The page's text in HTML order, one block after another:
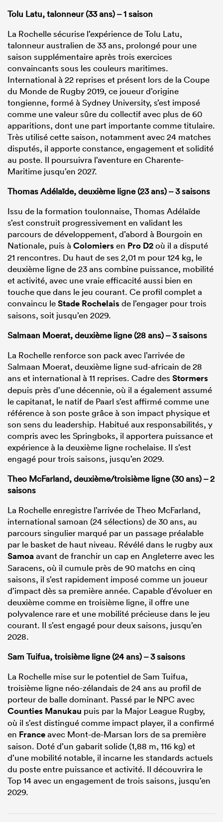
Tolu Latu, talonneur (33 ans) – 1 saison
La Rochelle sécurise l’expérience de Tolu Latu,
talonneur australien de 33 ans, prolongé pour une
saison supplémentaire après trois exercices
convaincants sous les couleurs maritimes.
International à 22 reprises et présent lors de la Coupe
du Monde de Rugby 2019, ce joueur d’origine
tongienne, formé à Sydney University, s’est imposé
comme une valeur sûre du collectif avec plus de 60
apparitions, dont une part importante comme titulaire.
Très utilisé cette saison, notamment avec 24 matches
disputés, il apporte constance, engagement et solidité
au poste. Il poursuivra l’aventure en Charente-
Maritime jusqu’en 2027.
Thomas Adélaïde, deuxième ligne (23 ans) – 3 saisons
Issu de la formation toulonnaise, Thomas Adélaïde
s’est construit progressivement en validant les
parcours de développement, d’abord à Bourgoin en
Nationale, puis à Colomiersen Pro D2où il a disputé
21 rencontres. Du haut de ses 2,01 m pour 124 kg, le
deuxième ligne de 23 ans combine puissance, mobilité
et activité, avec une vraie efficacité aussi bien en
touche que dans le jeu courant. Ce profil complet a
convaincu leStade Rochelaisde l’engager pour trois
saisons, soit jusqu’en 2029.
Salmaan Moerat, deuxième ligne (28 ans) – 3 saisons
La Rochelle renforce son pack avec l’arrivée de
Salmaan Moerat, deuxième ligne sud-africain de 28
ans et international à 11 reprises. Cadre des Stormers
depuis près d’une décennie, où il a également assumé
le capitanat, le natif de Paarl s’est affirmé comme une
référence à son poste grâce à son impact physique et
son sens du leadership. Habitué aux responsabilités, y
compris avec les Springboks, il apportera puissance et
expérience à la deuxième ligne rochelaise. Il s’est
engagé pour trois saisons, jusqu’en 2029.
Theo McFarland, deuxième/troisième ligne (30 ans) – 2
saisons
La Rochelle enregistre l’arrivée de Theo McFarland,
international samoan (24 sélections) de 30 ans, au
parcours singulier marqué par un passage préalable
par le basket de haut niveau. Révélé dans le rugby aux
Samoaavant de franchir un cap en Angleterre avec les
Saracens, où il cumule près de 90 matchs en cinq
saisons, il s’est rapidement imposé comme un joueur
d’impact dès sa première année. Capable d’évoluer en
deuxième comme en troisième ligne, il offre une
polyvalence rare et une mobilité précieuse dans le jeu
courant. Il s’est engagé pour deux saisons, jusqu’en
2028.
Sam Tuifua, troisième ligne (24 ans) – 3 saisons
La Rochelle mise sur le potentiel de Sam Tuifua,
troisième ligne néo-zélandais de 24 ans au profil de
porteur de balle dominant. Passé par le NPC avec
Counties Manukau puis par la Major League Rugby,
où il s’est distingué comme impact player, il a confirmé
en Franceavec Mont-de-Marsan lors de sa première
saison. Doté d’un gabarit solide (1,88 m, 116 kg) et
d’une mobilité notable, il incarne les standards actuels
du poste entre puissance et activité. Il découvrira le
Top 14 avec un engagement de trois saisons, jusqu’en
2029.